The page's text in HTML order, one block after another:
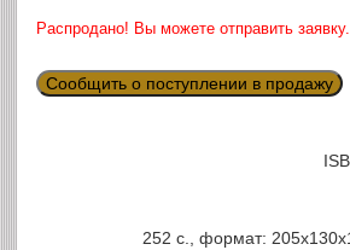
Распродано! Вы можете отправить заявку.
Сообщить о поступлении в продажу
252 с., формат: